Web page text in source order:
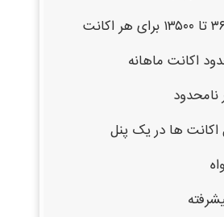
اکانت ماهانه
نامحدود
ها در یک پنل